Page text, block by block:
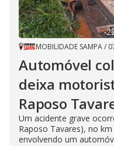
MOBILIDADE SAMPA/
Automóvel
deixa
Raposo
Um acidente grave
Raposo Tavares), no
envolvendo um